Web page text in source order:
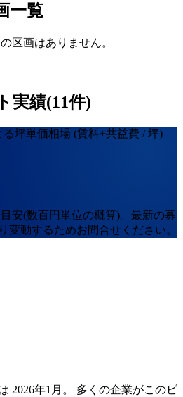
一覧
区画はありません。
実績(11件)
る坪単価相場 (賃料+共益費 / 坪)
安(数百円単位の概算)。最新の募
変動するためお問合せください。
2026年1月 。 多くの企業がこのビ